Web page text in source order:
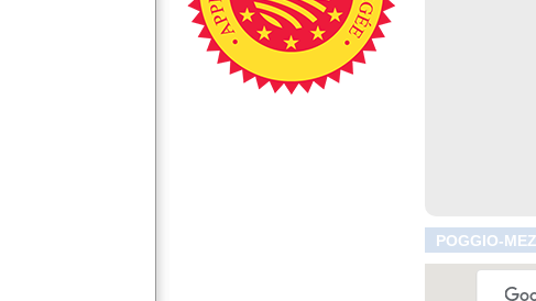
POGGIO-